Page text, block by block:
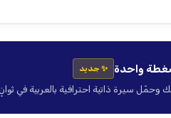
واحدة ✨ جديد
سيرة ذاتية احترافية بالعربية في